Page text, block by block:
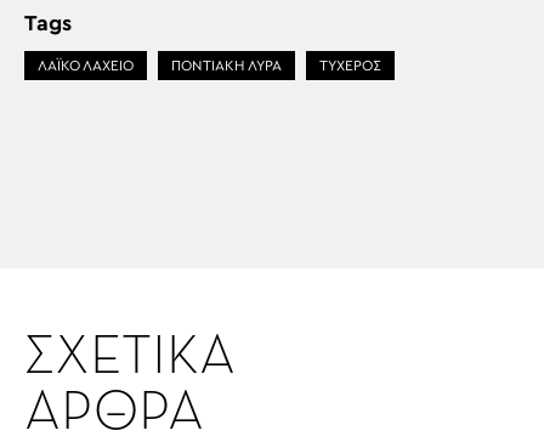
Tags
ΛΑΪΚΟ ΛΑΧΕΙΟ ΠΟΝΤΙΑΚΗ ΛΥΡΑ ΤΥΧΕΡΟΣ
ΣΧΕΤΙΚΑ
ΑΡΘΡΑ